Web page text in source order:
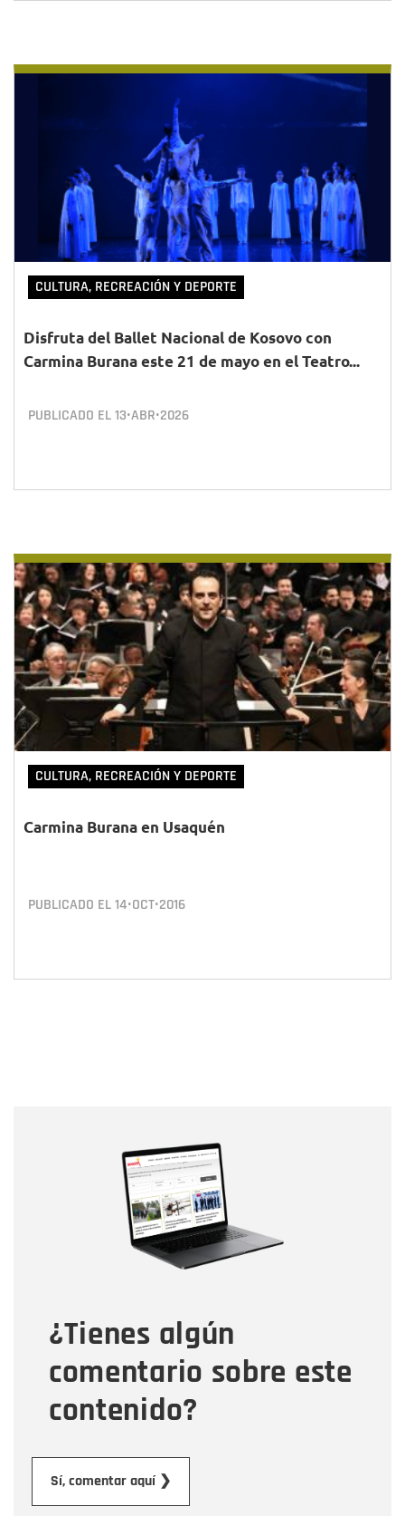
CULTURA, RECREACIÓN Y DEPORTE
Disfruta del Ballet Nacional de Kosovo con
Carmina Burana este 21 de mayo en el Teatro...
PUBLICADO EL13•ABR•2026
CULTURA, RECREACIÓN Y DEPORTE
Carmina Burana en Usaquén
PUBLICADO EL14•OCT•2016
¿Tienes algún
comentario sobre este
contenido?
Sí, comentar aquí ❯
Correo electrónico
Tipo de comentario
Mensaje